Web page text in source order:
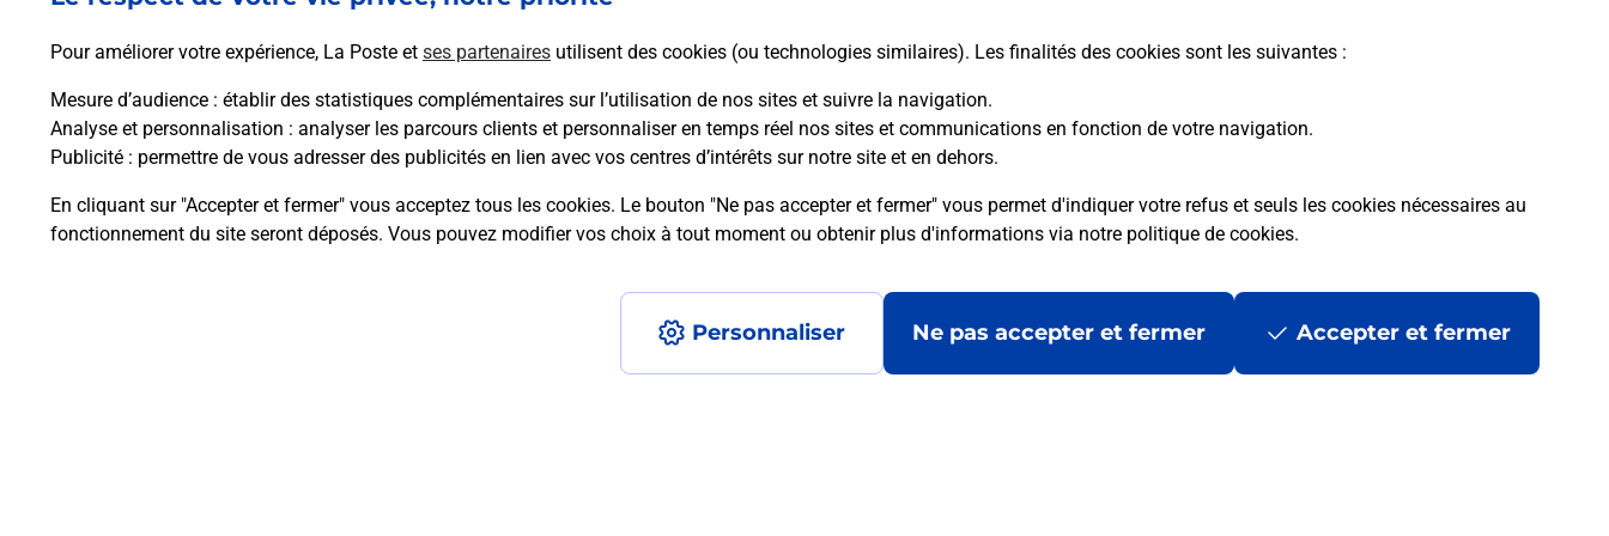
Pour améliorer votre expérience, La Poste et ses partenaires utilisent des cookies (ou technologies similaires). Les finalités des cookies sont les suivantes :
Mesure d’audience : établir des statistiques complémentaires sur l’utilisation de nos sites et suivre la navigation.
Analyse et personnalisation : analyser les parcours clients et personnaliser en temps réel nos sites et communications en fonction de votre navigation.
Publicité : permettre de vous adresser des publicités en lien avec vos centres d’intérêts sur notre site et en dehors.
En cliquant sur "Accepter et fermer" vous acceptez tous les cookies. Le bouton "Ne pas accepter et fermer" vous permet d'indiquer votre refus et seuls les cookies nécessaires au
fonctionnement du site seront déposés. Vous pouvez modifier vos choix à tout moment ou obtenir plus d'informations via notre politique de cookies.
Personnaliser Ne pas accepter et fermer Accepter et fermer
En savoir plus
Questions fréquemment posées
Comment retourner un colis acheté en ligne depuis votre boîte aux lettres ?